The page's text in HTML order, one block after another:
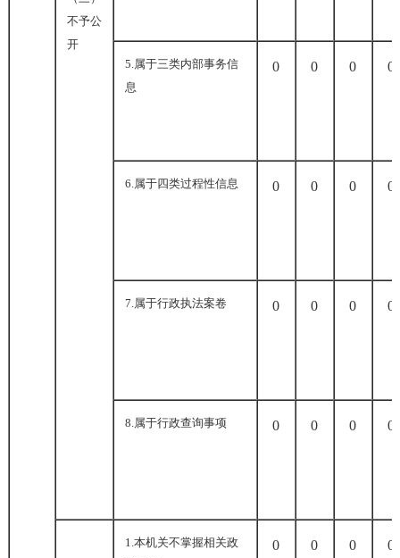
不予公
开
5.属于三类内部事务信
息
0 0 0 0
6.属于四类过程性信息 0 0 0 0
7.属于行政执法案卷 0 0 0 0
8.属于行政查询事项 0 0 0 0
1.本机关不掌握相关政
0 0 0 0